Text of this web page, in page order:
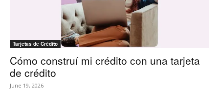
Tarjetas de Crédito
Cómo construí mi crédito con una tarjeta
de crédito
June 19, 2026